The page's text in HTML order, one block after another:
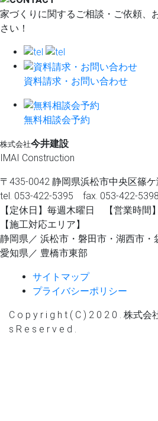
家づくりに関するご相談・ご依頼、
さい！
資料請求・お問い合わせ
無料相談会予約
株式会社今井建設
IMAI Construction
〒435-0042 静岡県浜松市中央区篠
tel. 053-422-5395 fax. 053-422-5398
【定休⽇】毎週⽊曜⽇ 【営業時間
【施⼯対応エリア】
静岡県／ 浜松市・磐⽥市・湖⻄市・
愛知県／ 豊橋市東部
サイトマップ
プライバシーポリシー
C o p y r i g h t ( C ) 2 0 2 0 . 株式会
s R e s e r v e d .